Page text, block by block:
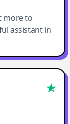
more to
assistant in